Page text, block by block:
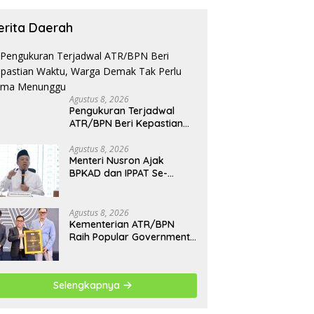
Daerah
Agustus 8, 2026
Pengukuran Terjadwal
ATR/BPN Beri Kepastian
Perlu Lama Menunggu
Agustus 8, 2026
Menteri Nusron Ajak
BPKAD dan IPPAT Se-
Agustus 8, 2026
Kementerian ATR/BPN
Raih Popular Government
Diakui
Selengkapnya